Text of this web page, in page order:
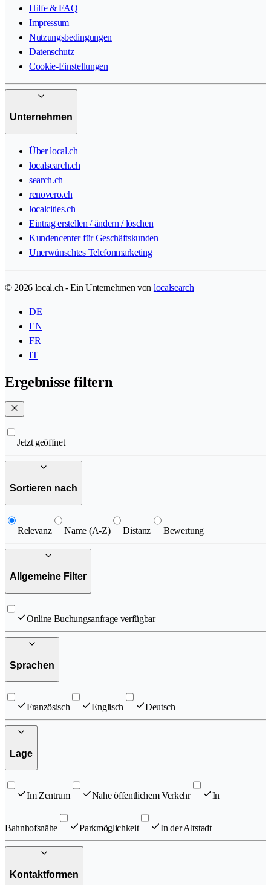
Hilfe & FAQ
Impressum
Nutzungsbedingungen
Datenschutz
Cookie-Einstellungen
Unternehmen
Über local.ch
localsearch.ch
search.ch
renovero.ch
localcities.ch
Eintrag erstellen / ändern / löschen
Kundencenter für Geschäftskunden
Unerwünschtes Telefonmarketing
© 2026 local.ch - Ein Unternehmen von localsearch
DE
EN
FR
IT
Ergebnisse filtern
Jetzt geöffnet
Sortieren nach
Relevanz Name (A-Z) Distanz Bewertung
Allgemeine Filter
Online Buchungsanfrage verfügbar
Sprachen
Französisch Englisch Deutsch
Lage
Im Zentrum Nahe öffentlichem Verkehr In
Bahnhofsnähe Parkmöglichkeit In der Altstadt
Kontaktformen